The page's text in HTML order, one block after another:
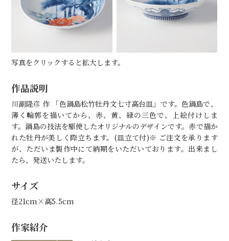
写真をクリックすると拡大します。
作品説明
川副隆彦 作 「色鍋島松竹牡丹文七寸高台皿」です。色鍋島で、
薄く輪郭を描いてから、赤、黄、緑の三色で、上絵付けしま
す。鍋島の技法を駆使したオリジナルのデザインです。赤で描か
れた牡丹が美しく際立ちます。(皿立て付)※ ご注文を承ります
が、ただいま製作中にて納期をいただいております。出来まし
たら、発送いたします。
サイズ
径21cm×高5.5cm
作家紹介